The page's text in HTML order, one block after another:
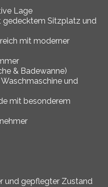
Lage
gedecktem Sitzplatz und
mit moderner
& Badewanne)
und
mit besonderem
und gepflegter Zustand